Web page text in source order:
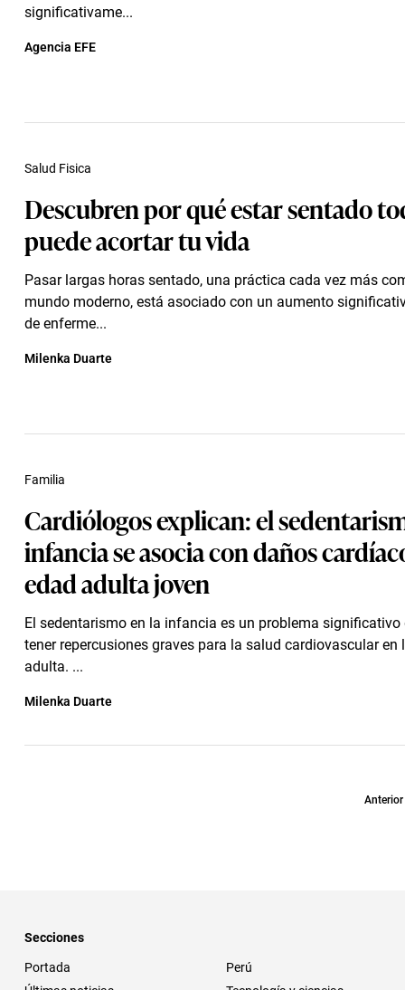
significativame...
Agencia EFE
Descubren por qué estar sentado
puede acortar tu vida
Pasar largas horas sentado, una práctica cada vez más
mundo moderno, está asociado con un aumento
de enferme...
Salud Fisica
Milenka Duarte
Cardiólogos explican: el
infancia se asocia con daños
edad adulta joven
El sedentarismo en la infancia es un problema significativo
tener repercusiones graves para la salud cardiovascular en
adulta. ...
Familia
Milenka Duarte
Anterior
Secciones
Portada
Perú